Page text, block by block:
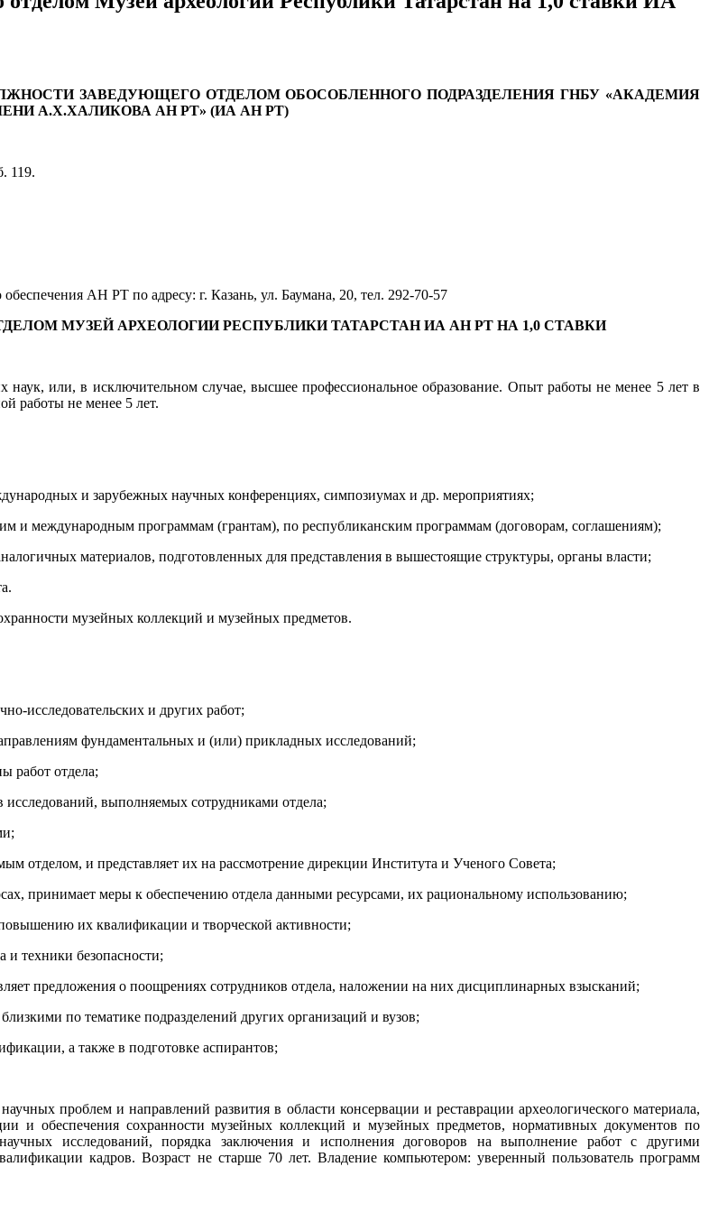
ЗАВЕДУЮЩЕГО ОТДЕЛОМ ОБОСОБЛЕННОГО ПОДРАЗДЕЛЕНИЯ ГНБУ «АКАДЕМИЯ
А.Х.ХАЛИКОВА АН РТ» (ИА АН РТ)
119.
АН РТ по адресу: г. Казань, ул. Баумана, 20, тел. 292-70-57
МУЗЕЙ АРХЕОЛОГИИ РЕСПУБЛИКИ ТАТАРСТАН ИА АН РТ НА 1,0 СТАВКИ
наук, или, в исключительном случае, высшее профессиональное образование. Опыт работы не менее 5 лет в
работы не менее 5 лет.
и зарубежных научных конференциях, симпозиумах и др. мероприятиях;
и международным программам (грантам), по республиканским программам (договорам, соглашениям);
материалов, подготовленных для представления в вышестоящие структуры, органы власти;
музейных коллекций и музейных предметов.
исследовательских и других работ;
фундаментальных и (или) прикладных исследований;
работ отдела;
исследований, выполняемых сотрудниками отдела;
отделом, и представляет их на рассмотрение дирекции Института и Ученого Совета;
принимает меры к обеспечению отдела данными ресурсами, их рациональному использованию;
их квалификации и творческой активности;
и техники безопасности;
предложения о поощрениях сотрудников отдела, наложении на них дисциплинарных взысканий;
по тематике подразделений других организаций и вузов;
а также в подготовке аспирантов;
проблем и направлений развития в области консервации и реставрации археологического материала,
и обеспечения сохранности музейных коллекций и музейных предметов, нормативных документов по
исследований, порядка заключения и исполнения договоров на выполнение работ с другими
кадров. Возраст не старше 70 лет. Владение компьютером: уверенный пользователь программ